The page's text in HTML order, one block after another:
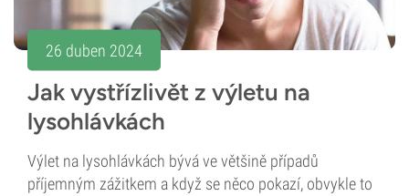
26 duben 2024
Jak vystřízlivět z výletu na
lysohlávkách
Výlet na lysohlávkách bývá ve většině případů
příjemným zážitkem a když se něco pokazí, obvykle to